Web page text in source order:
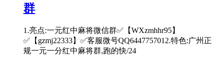
群
1.亮点:一元红中麻将微信群✅【WXzmhhr95】
✅【gzmj22333】✅客服微号QQ6447757012.特色:广州正
规一元一分红中麻将群,跑的快/24